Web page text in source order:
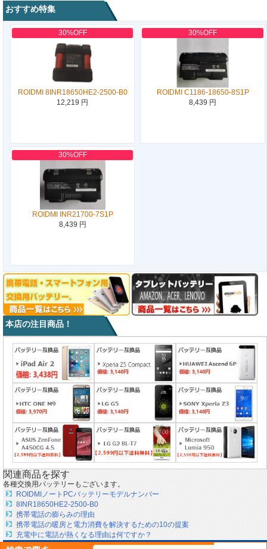
おすすめ特集
30%OFF
ROIDMI 8INR18650HE2-2500-B0
12,219 円
30%OFF
ROIDMI C1186-18650-8S1P
8,439 円
30%OFF
ROIDMI INR21700-7S1P
8,439 円
本店の注目商品！
関連商品を探す
各種交換用バッテリーもございます。
ROIDMIノートPCバッテリーモデルナンバー
8INR18650HE2-2500-B0
携帯電話の膨らみの理由
携帯電話の暖房と電力消費を解決するための10の提案
充電中に電話が熱くなる理由は何ですか？